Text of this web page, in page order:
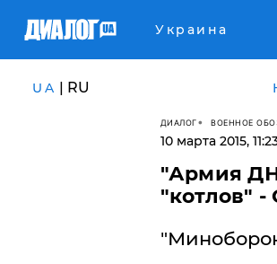
Украина
UA | RU
ДИАЛОГ ВОЕННОЕ
10 марта 2015,
"Армия
"котлов"